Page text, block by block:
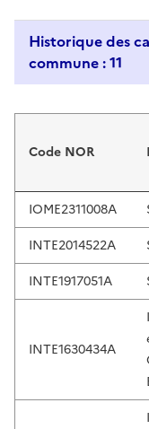
Historique des
commune : 11
Code NOR
IOME2311008A
INTE2014522A
INTE1917051A
INTE1630434A